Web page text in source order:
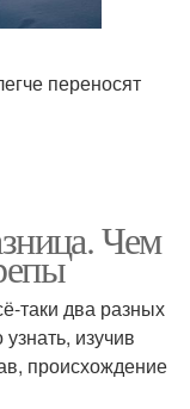
переносят
Чем
таки два разных
изучив
происхождение